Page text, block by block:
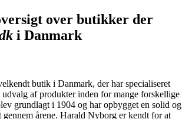
over butikker der
i Danmark
butik i Danmark, der har specialiseret
af produkter inden for mange forskellige
grundlagt i 1904 og har opbygget en solid og
årene. Harald Nyborg er kendt for at